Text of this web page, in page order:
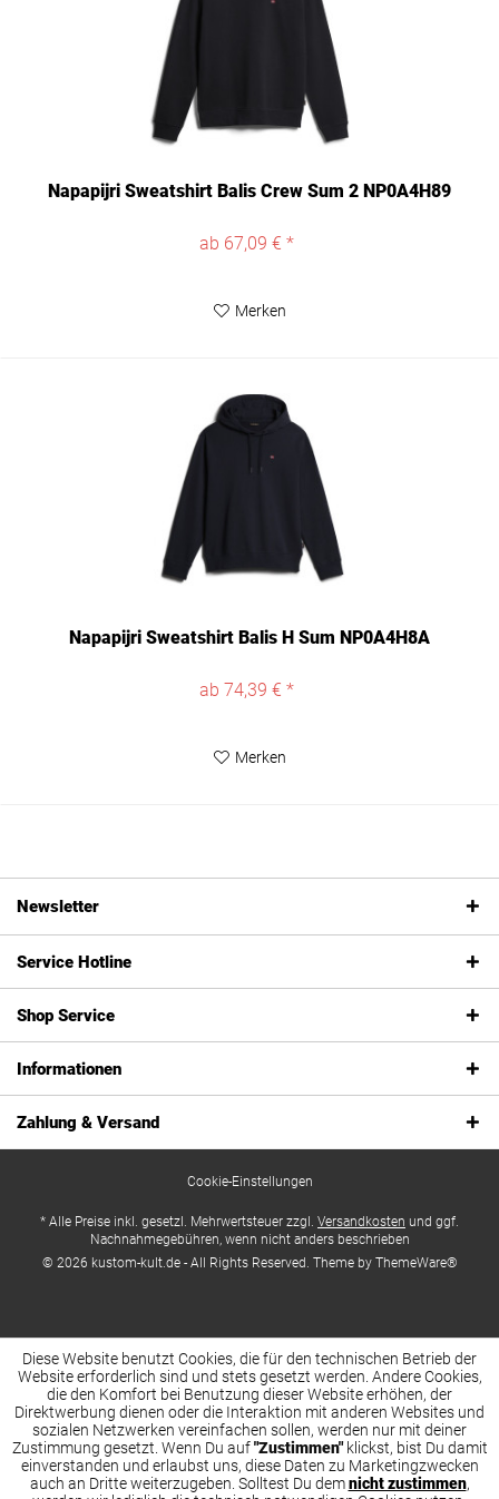
Napapijri Sweatshirt Balis Crew Sum 2 NP0A4H89
ab 67,09 € *
Merken
Napapijri Sweatshirt Balis H Sum NP0A4H8A
ab 74,39 € *
Merken
Newsletter
Service Hotline
Shop Service
Informationen
Zahlung & Versand
Cookie-Einstellungen
* Alle Preise inkl. gesetzl. Mehrwertsteuer zzgl. Versandkosten und ggf.
Nachnahmegebühren, wenn nicht anders beschrieben
© 2026 kustom-kult.de - All Rights Reserved. Theme by ThemeWare®
Diese Website benutzt Cookies, die für den technischen Betrieb der
Website erforderlich sind und stets gesetzt werden. Andere Cookies,
die den Komfort bei Benutzung dieser Website erhöhen, der
Direktwerbung dienen oder die Interaktion mit anderen Websites und
sozialen Netzwerken vereinfachen sollen, werden nur mit deiner
Zustimmung gesetzt. Wenn Du auf"Zustimmen"klickst, bist Du damit
einverstanden und erlaubst uns, diese Daten zu Marketingzwecken
auch an Dritte weiterzugeben. Solltest Du demnicht zustimmen,